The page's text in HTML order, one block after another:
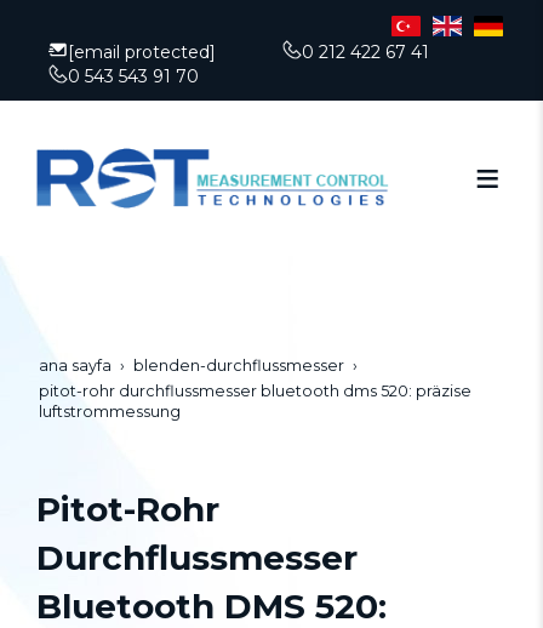
[email protected]
0 212 422 67 41
0 543 543 91 70
ana sayfa
blenden-durchflussmesser
pitot-rohr durchflussmesser bluetooth dms 520: präzise
luftstrommessung
Pitot-Rohr
Durchflussmesser
Bluetooth DMS 520: